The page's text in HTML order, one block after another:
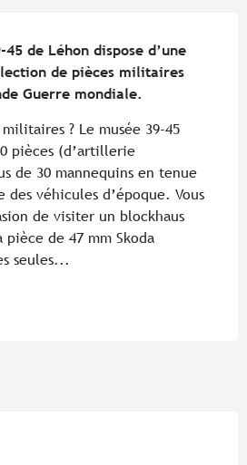
de Léhon dispose d’une
de pièces militaires
Guerre mondiale.
? Le musée 39-45
pièces (d’artillerie
de 30 mannequins en tenue
des véhicules d’époque. Vous
de visiter un blockhaus
pièce de 47 mm Skoda
seules...